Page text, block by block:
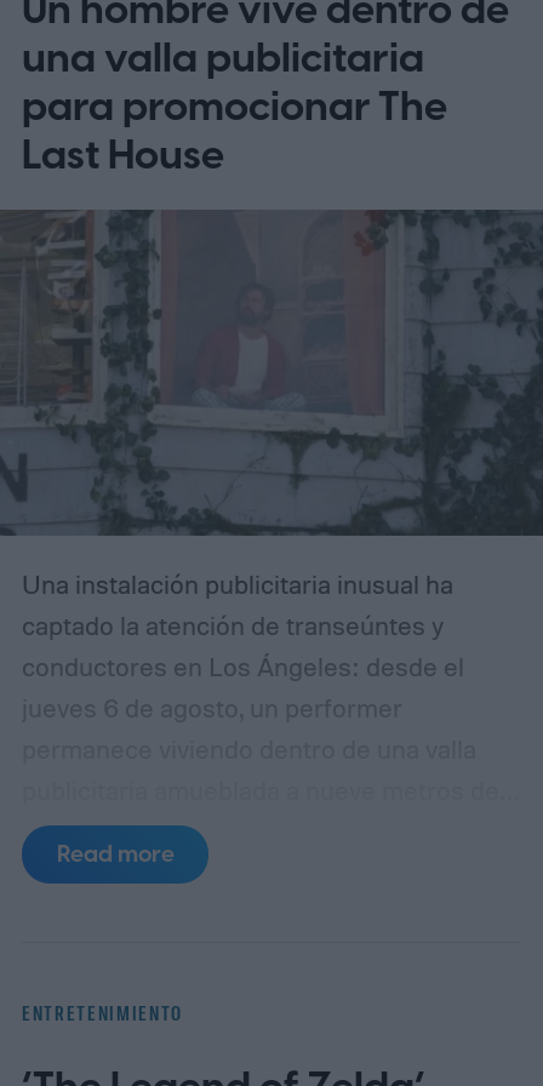
una valla publicitaria
para promocionar The
Last House
Una instalación publicitaria inusual ha
captado la atención de transeúntes y
conductores en Los Ángeles: desde el
jueves 6 de agosto, un performer
altura sobre Sunset Boulevard, en la
intersección con Selma Avenue, en West
protagonizada por Greta Lee y Wagner
Read more
ENTRETENIMIENTO